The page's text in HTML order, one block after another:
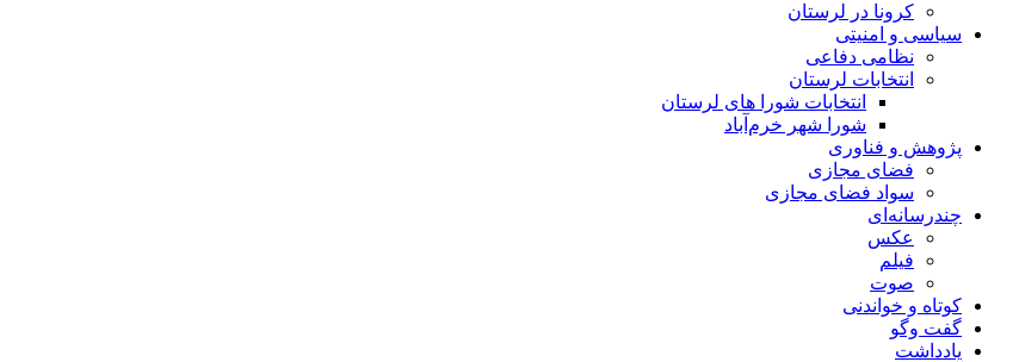
کرونا در لرستان
سیاسی و امنیتی
نظامی دفاعی
انتخابات لرستان
انتخابات شورا های لرستان
شورا شهر خرم‌آباد
پژوهش و فناوری
فضای مجازی
سواد فضای مجازی
چندرسانه‌ای
عكس
فیلم
صوت
کوتاه و خواندنی
گفت وگو
یادداشت